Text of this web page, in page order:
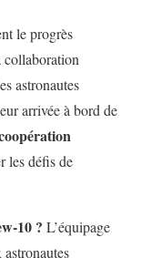
le progrès
collaboration
astronautes
arrivée à bord de
les défis de
10 ? L’équipage